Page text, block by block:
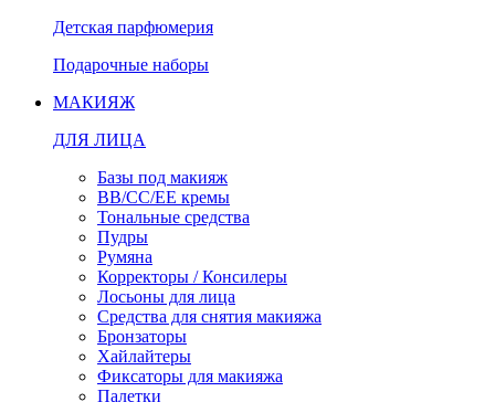
Детская парфюмерия
Подарочные наборы
МАКИЯЖ
ДЛЯ ЛИЦА
Базы под макияж
BB/CC/EE кремы
Тональные средства
Пудры
Румяна
Корректоры / Консилеры
Лосьоны для лица
Средства для снятия макияжа
Бронзаторы
Хайлайтеры
Фиксаторы для макияжа
Палетки